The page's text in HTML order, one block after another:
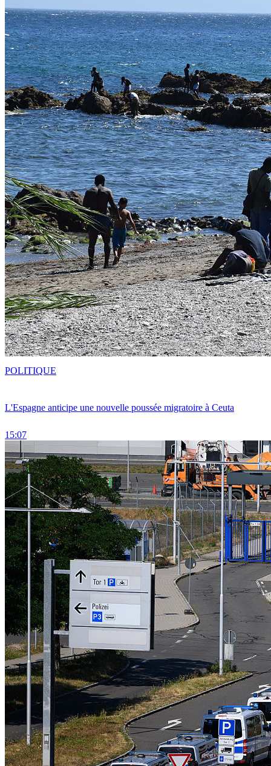
L'Espagne anticipe une nouvelle poussée migratoire à Ceuta
15:07
POLITIQUE